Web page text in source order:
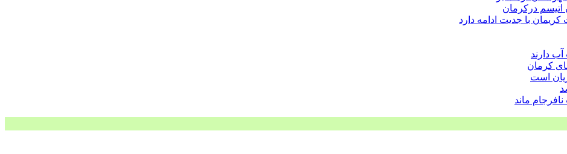
درکرمان
با جدیت ادامه دارد
کرمان
است
ماند